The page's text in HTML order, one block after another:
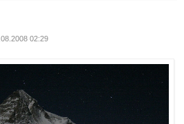
02:29